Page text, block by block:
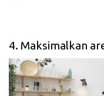
4. Maksimalkan